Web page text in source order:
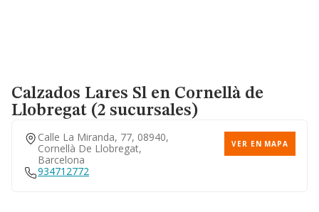
Calzados Lares Sl en Cornellà de
Llobregat (2 sucursales)
Calle La Miranda, 77, 08940,
Cornellà De Llobregat,
Barcelona
VER EN MAPA
934712772